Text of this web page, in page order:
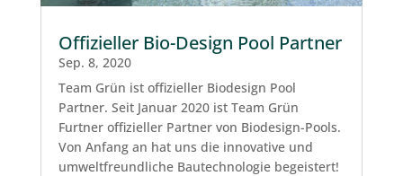
Offizieller Bio-Design Pool Partner
Sep. 8, 2020
Team Grün ist offizieller Biodesign Pool
Partner. Seit Januar 2020 ist Team Grün
Furtner offizieller Partner von Biodesign-Pools.
Von Anfang an hat uns die innovative und
umweltfreundliche Bautechnologie begeistert!